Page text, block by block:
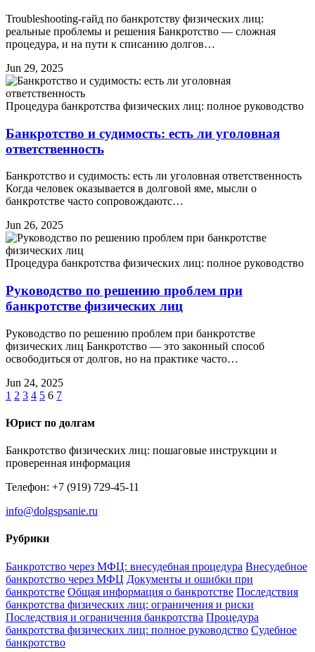
Troubleshooting-гайд по банкротству физических лиц:
реальные проблемы и решения Банкротство — сложная
процедура, и на пути к списанию долгов…
Jun 29, 2025
Процедура банкротства физических лиц: полное руководство
Банкротство и судимость: есть ли уголовная
ответственность
Банкротство и судимость: есть ли уголовная ответственность
Когда человек оказывается в долговой яме, мысли о
банкротстве часто сопровождаютс…
Jun 26, 2025
Процедура банкротства физических лиц: полное руководство
Руководство по решению проблем при
банкротстве физических лиц
Руководство по решению проблем при банкротстве
физических лиц Банкротство — это законный способ
освободиться от долгов, но на практике часто…
Jun 24, 2025
1 2 3 4 5 6 7
Юрист по долгам
Банкротство физических лиц: пошаговые инструкции и
проверенная информация
Телефон: +7 (919) 729-45-11
info@dolgspsanie.ru
Рубрики
Банкротство через МФЦ: внесудебная процедура Внесудебное
банкротство через МФЦ Документы и ошибки при
банкротстве Общая информация о банкротстве Последствия
банкротства физических лиц: ограничения и риски
Последствия и ограничения банкротства Процедура
банкротства физических лиц: полное руководство Судебное
банкротство